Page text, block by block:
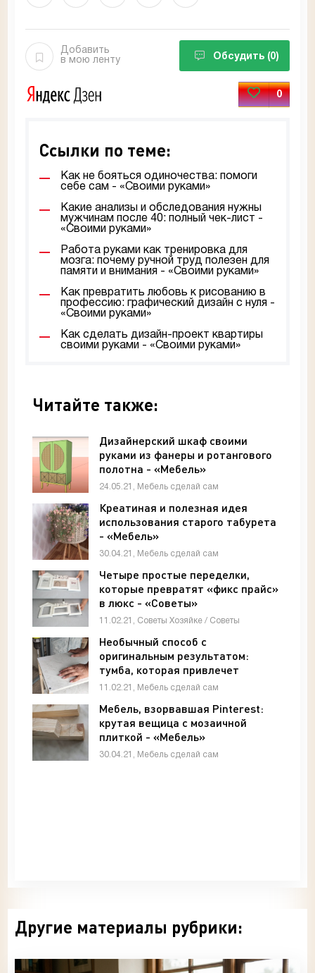
Добавить
в мою ленту
Обсудить (0)
0
Ссылки по теме:
Как не бояться одиночества: помоги
себе сам - «Своими руками»
Какие анализы и обследования нужны
мужчинам после 40: полный чек-лист -
«Своими руками»
Работа руками как тренировка для
мозга: почему ручной труд полезен для
памяти и внимания - «Своими руками»
Как превратить любовь к рисованию в
профессию: графический дизайн с нуля -
«Своими руками»
Как сделать дизайн-проект квартиры
своими руками - «Своими руками»
Читайте также:
Дизайнерский шкаф своими
руками из фанеры и ротангового
полотна - «Мебель»
24.05.21, Мебель сделай сам
Креатиная и полезная идея
использования старого табурета
- «Мебель»
30.04.21, Мебель сделай сам
Четыре простые переделки,
которые превратят «фикс прайс»
в люкс - «Советы»
11.02.21, Советы Хозяйке / Советы
Необычный способ с
оригинальным результатом:
тумба, которая привлечет
внимания - «Мебель»
11.02.21, Мебель сделай сам
Мебель, взорвавшая Pinterest:
крутая вещица с мозаичной
плиткой - «Мебель»
30.04.21, Мебель сделай сам
Другие материалы рубрики: